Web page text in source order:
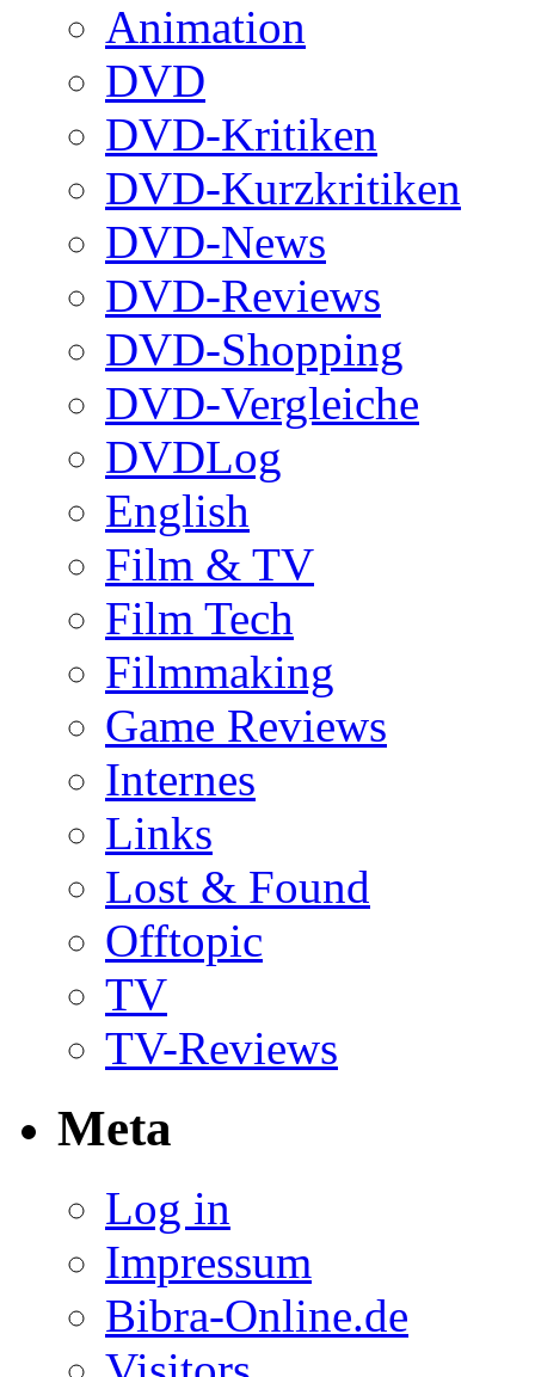
Animation
DVD
DVD-Kritiken
DVD-Kurzkritiken
DVD-News
DVD-Reviews
DVD-Shopping
DVD-Vergleiche
DVDLog
English
Film & TV
Film Tech
Filmmaking
Game Reviews
Internes
Links
Lost & Found
Offtopic
TV
TV-Reviews
Meta
Log in
Impressum
Bibra-Online.de